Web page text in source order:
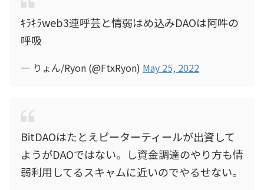
ｷﾗｷﾗweb3連呼芸と情弱はめ込みDAOは阿吽の
呼吸
— りょん/Ryon (@FtxRyon) May 25, 2022
BitDAOはたとえピーターティールが出資して
ようがDAOではない。し資金調達のやり方も情
弱利用してるスキャムに近いのでやるせない。